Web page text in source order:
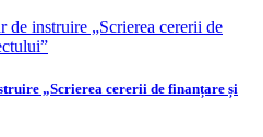
„Scrierea cererii de finanțare și